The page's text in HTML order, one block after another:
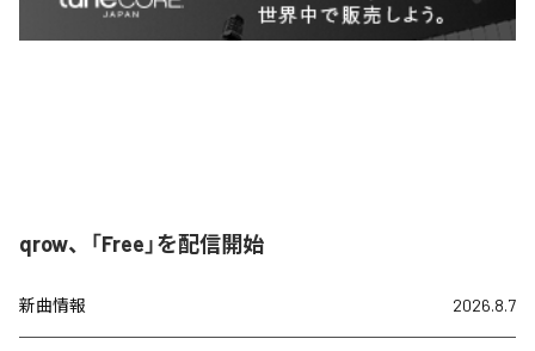
qrow、「Free」を配信開始
新曲情報 2026.8.7